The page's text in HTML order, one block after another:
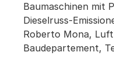
Baumaschinen mit
Dieselruss-
Roberto Mona,
Baudepartement,